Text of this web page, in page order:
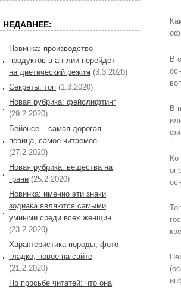
В
В
Ко
То
НЕДАВНЕЕ:
Новинка: производство
продуктов в англии перейдет
на диетический режим (3.3.2020)
Секреты: топ (1.3.2020)
Новая рубрика: фейслифтинг
(29.2.2020)
Бейонсе – самая дорогая
певица, самое читаемое
(27.2.2020)
Новая рубрика: вещества на
грани (25.2.2020)
Новинка: именно эти знаки
зодиака являются самыми
умными среди всех женщин
(23.2.2020)
Характеристика породы, фото
гладко, новое на сайте
(21.2.2020)
По просьбе читатей: что она